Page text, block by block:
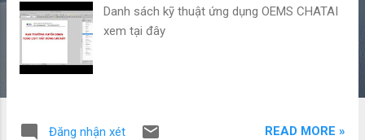
Danh sách kỹ thuật ứng dụng OEMS CHATAI
xem tại đây
Đăng nhận xét READ MORE »